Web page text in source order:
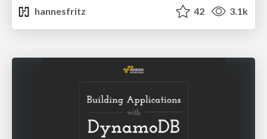
hannesfritz
42 3.1k